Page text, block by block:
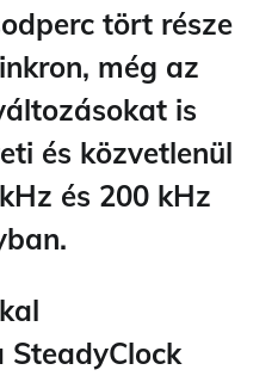
tört része
még az
is
és közvetlenül
és 200 kHz
SteadyClock